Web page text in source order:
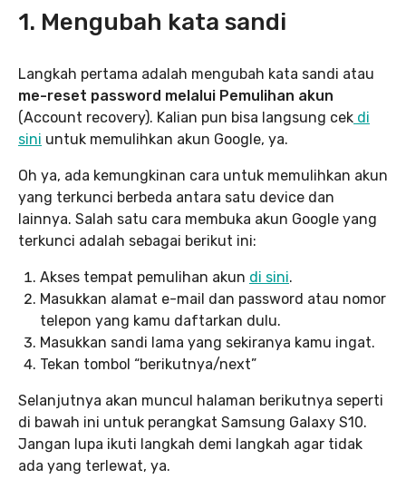
1. Mengubah kata sandi
Langkah pertama adalah mengubah kata sandi atau
me-reset password melalui Pemulihan akun
(Account recovery). Kalian pun bisa langsung cek di
sini untuk memulihkan akun Google, ya.
Oh ya, ada kemungkinan cara untuk memulihkan akun
yang terkunci berbeda antara satu device dan
lainnya. Salah satu cara membuka akun Google yang
terkunci adalah sebagai berikut ini:
Akses tempat pemulihan akun di sini.
Masukkan alamat e-mail dan password atau nomor
telepon yang kamu daftarkan dulu.
Masukkan sandi lama yang sekiranya kamu ingat.
Tekan tombol “berikutnya/next”
Selanjutnya akan muncul halaman berikutnya seperti
di bawah ini untuk perangkat Samsung Galaxy S10.
Jangan lupa ikuti langkah demi langkah agar tidak
ada yang terlewat, ya.